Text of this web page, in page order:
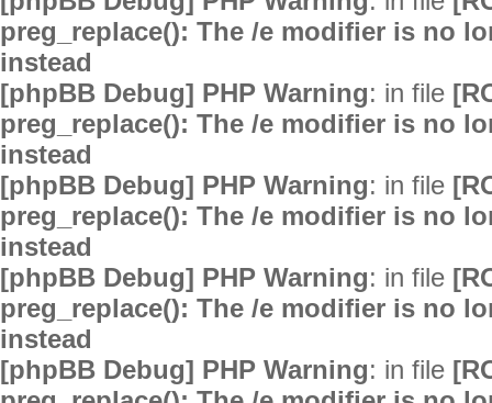
preg_replace(): The /e modifier is no
instead
[phpBB Debug] PHP Warning: in file
preg_replace(): The /e modifier is no
instead
[phpBB Debug] PHP Warning: in file
preg_replace(): The /e modifier is no
instead
[phpBB Debug] PHP Warning: in file
preg_replace(): The /e modifier is no
instead
[phpBB Debug] PHP Warning: in file